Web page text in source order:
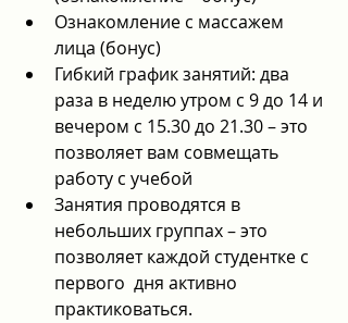
Ознакомление с массажем
лица (бонус)
Гибкий график занятий: два
раза в неделю утром с 9 до 14 и
вечером с 15.30 до 21.30 – это
позволяет вам совмещать
работу с учебой
Занятия проводятся в
небольших группах – это
позволяет каждой студентке с
первого  дня активно
практиковаться.